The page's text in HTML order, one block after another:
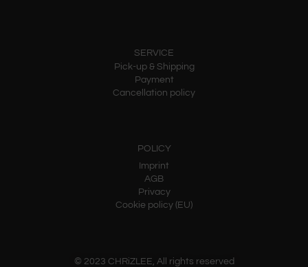
SERVICE
Pick-up & Shipping
Payment
Cancellation policy
POLICY
Imprint
AGB
Privacy
Cookie policy (EU)
© 2023 CHRiZLEE, All rights reserved